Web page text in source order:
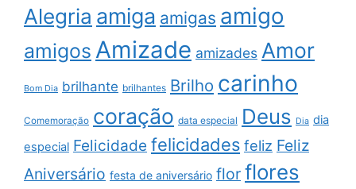
Alegria amiga amigas amigo
amigos Amizade amizades Amor
Bom Dia brilhante brilhantes Brilho carinho
Comemoração coração data especial Deus Dia dia
especial Felicidade felicidades feliz Feliz
Aniversário festa de aniversário flor flores